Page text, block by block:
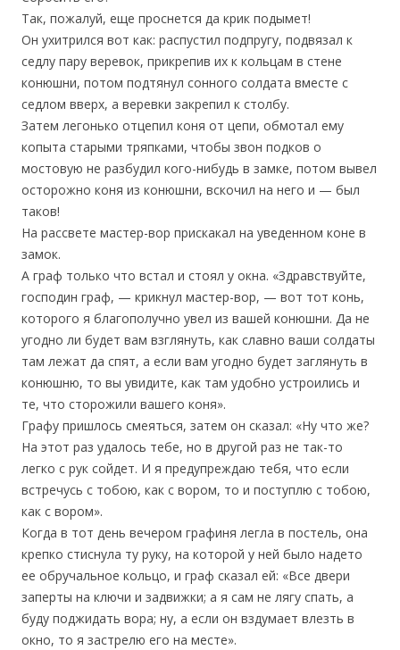
Так, пожалуй, еще проснется да крик подымет!
Он ухитрился вот как: распустил подпругу, подвязал к
седлу пару веревок, прикрепив их к кольцам в стене
конюшни, потом подтянул сонного солдата вместе с
седлом вверх, а веревки закрепил к столбу.
Затем легонько отцепил коня от цепи, обмотал ему
копыта старыми тряпками, чтобы звон подков о
мостовую не разбудил кого-нибудь в замке, потом вывел
осторожно коня из конюшни, вскочил на него и — был
таков!
На рассвете мастер-вор прискакал на уведенном коне в
замок.
А граф только что встал и стоял у окна. «Здравствуйте,
господин граф, — крикнул мастер-вор, — вот тот конь,
которого я благополучно увел из вашей конюшни. Да не
угодно ли будет вам взглянуть, как славно ваши солдаты
там лежат да спят, а если вам угодно будет заглянуть в
конюшню, то вы увидите, как там удобно устроились и
те, что сторожили вашего коня».
Графу пришлось смеяться, затем он сказал: «Ну что же?
На этот раз удалось тебе, но в другой раз не так-то
легко с рук сойдет. И я предупреждаю тебя, что если
встречусь с тобою, как с вором, то и поступлю с тобою,
как с вором».
Когда в тот день вечером графиня легла в постель, она
крепко стиснула ту руку, на которой у ней было надето
ее обручальное кольцо, и граф сказал ей: «Все двери
заперты на ключи и задвижки; а я сам не лягу спать, а
буду поджидать вора; ну, а если он вздумает влезть в
окно, то я застрелю его на месте».